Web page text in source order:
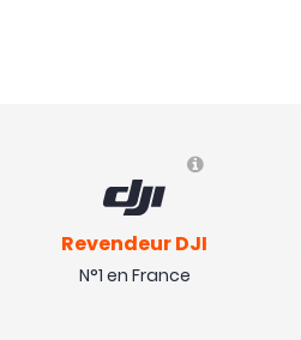
Revendeur DJI
N°1 en France